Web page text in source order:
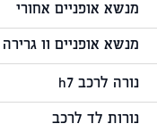
מנשא אופניים אחורי
מנשא אופניים וו גרירה
נורה לרכב h7
נורות לד לרכב